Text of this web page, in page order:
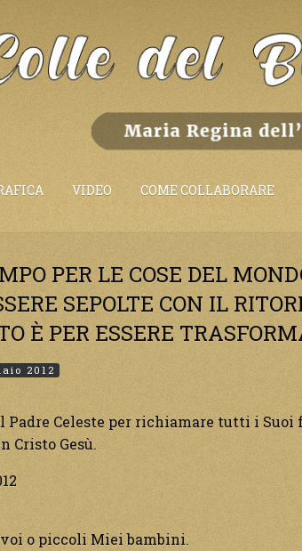
VIDEO COME COLLABORARE
PER LE COSE DEL
SEPOLTE CON IL
È PER ESSERE
2012
Padre Celeste per richiamare tutti i
Cristo Gesù.
o piccoli Miei bambini.